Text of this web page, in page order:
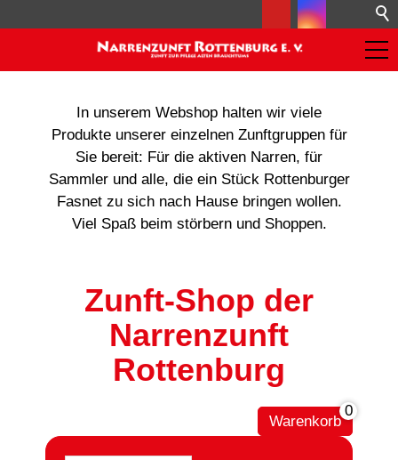
In unserem Webshop halten wir viele
Produkte unserer einzelnen Zunftgruppen für
Sie bereit: Für die aktiven Narren, für
Sammler und alle, die ein Stück Rottenburger
Fasnet zu sich nach Hause bringen wollen.
Viel Spaß beim störbern und Shoppen.
Zunft-Shop der
Narrenzunft
Rottenburg
Warenkorb
0